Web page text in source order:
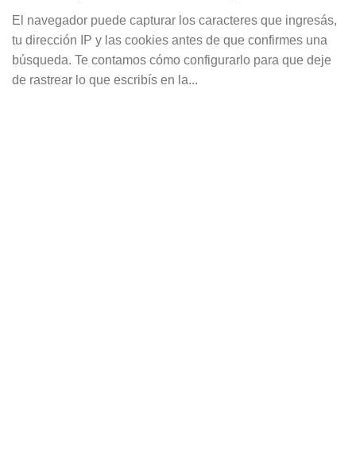
El navegador puede capturar los caracteres que ingresás,
tu dirección IP y las cookies antes de que confirmes una
búsqueda. Te contamos cómo configurarlo para que deje
de rastrear lo que escribís en la...